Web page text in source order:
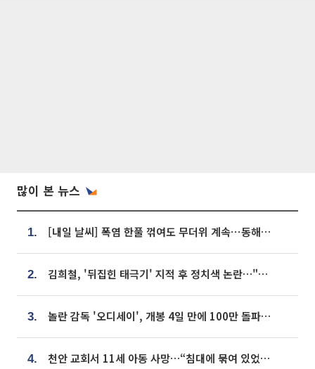
많이 본 뉴스
1. [내일 날씨] 폭염 한풀 꺾여도 무더위 계속⋯동해안 이틀 연속 비
2. 김희철, '뒤집힌 태극기' 지적 후 정치색 논란…"좌우 떠나 우리나라 국기"
3. 놀란 감독 '오디세이', 개봉 4일 만에 100만 돌파⋯'왕사남' 보다 빠르다
4. 천안 교회서 11세 아동 사망…“침대에 묶여 있었다” 진술 확보